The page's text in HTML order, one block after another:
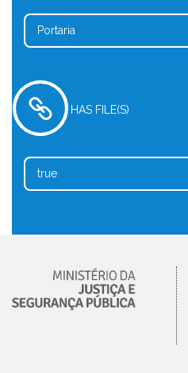
Portaria
HAS FILE(S)
true